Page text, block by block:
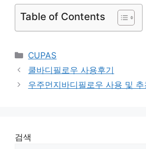
Table of Contents
Categories
CUPAS
쿨바디필로우 사용후기
우주먼지바디필로우 사용 및 추
검색